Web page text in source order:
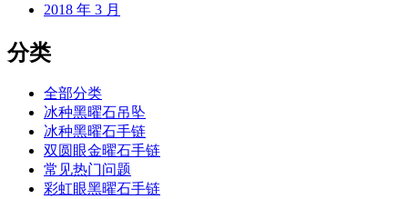
2018 年 3 月
分类
全部分类
冰种黑曜石吊坠
冰种黑曜石手链
双圆眼金曜石手链
常见热门问题
彩虹眼黑曜石手链